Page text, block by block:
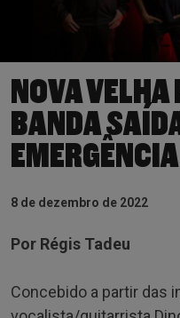
NOVA
BANDA
EMERGÊNCIA
8 de dezembro de 2022
Por Régis Tadeu
Concebido a partir das